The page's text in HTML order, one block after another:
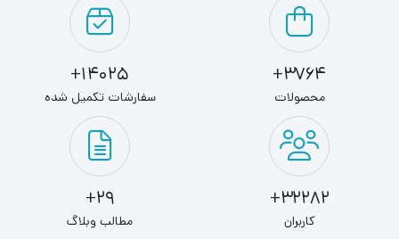
فرکانس پاسخگویی هدفون
20-20000 هرتز
حساسیت ورودی
مشخصات میکروفن
میکروفن
3764+
محصولات
14025+
سفارشات تکمیل شده
32282+
کاربران
29+
مطالب وبلاگ